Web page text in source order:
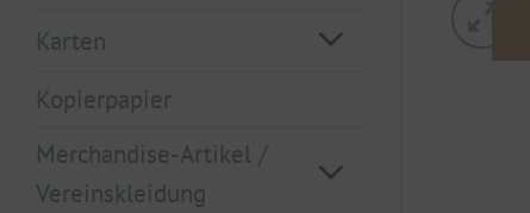
Karten
Kopierpapier
Merchandise-Artikel /
Vereinskleidung